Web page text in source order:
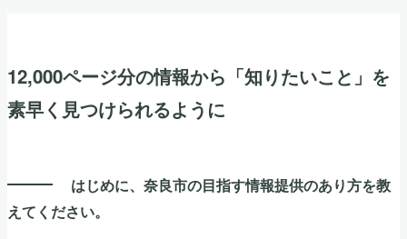
12,000ページ分の情報から「知りたいこと」を
素早く見つけられるように
はじめに、奈良市の目指す情報提供のあり方を教
えてください。